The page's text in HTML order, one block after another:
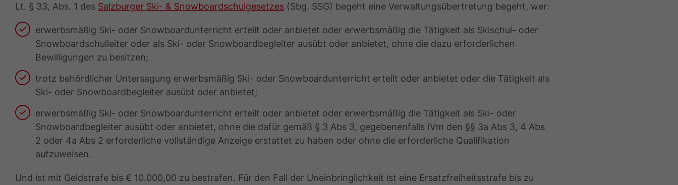
Lt. § 33, Abs. 1 des Salzburger Ski- & Snowboardschulgesetzes (Sbg. SSG) begeht eine Verwaltungsübertretung begeht, wer:
erwerbsmäßig Ski- oder Snowboardunterricht erteilt oder anbietet oder erwerbsmäßig die Tätigkeit als Skischul- oder
Snowboardschulleiter oder als Ski- oder Snowboardbegleiter ausübt oder anbietet, ohne die dazu erforderlichen
Bewilligungen zu besitzen;
trotz behördlicher Untersagung erwerbsmäßig Ski- oder Snowboardunterricht erteilt oder anbietet oder die Tätigkeit als
Ski- oder Snowboardbegleiter ausübt oder anbietet;
erwerbsmäßig Ski- oder Snowboardunterricht erteilt oder anbietet oder erwerbsmäßig die Tätigkeit als Ski- oder
Snowboardbegleiter ausübt oder anbietet, ohne die dafür gemäß § 3 Abs 3, gegebenenfalls iVm den §§ 3a Abs 3, 4 Abs
2 oder 4a Abs 2 erforderliche vollständige Anzeige erstattet zu haben oder ohne die erforderliche Qualifikation
aufzuweisen.
Und ist mit Geldstrafe bis € 10.000,00 zu bestrafen. Für den Fall der Uneinbringlichkeit ist eine Ersatzfreiheitsstrafe bis zu